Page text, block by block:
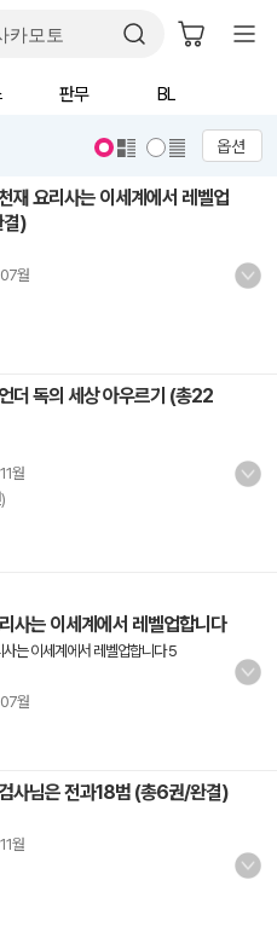
판무 BL
옵션
재 요리사는 이세계에서 레벨업
결)
월
더 독의 세상 아우르기 (총22
월
사는 이세계에서 레벨업합니다
사는 이세계에서 레벨업합니다 5
월
사님은 전과18범 (총6권/완결)
월